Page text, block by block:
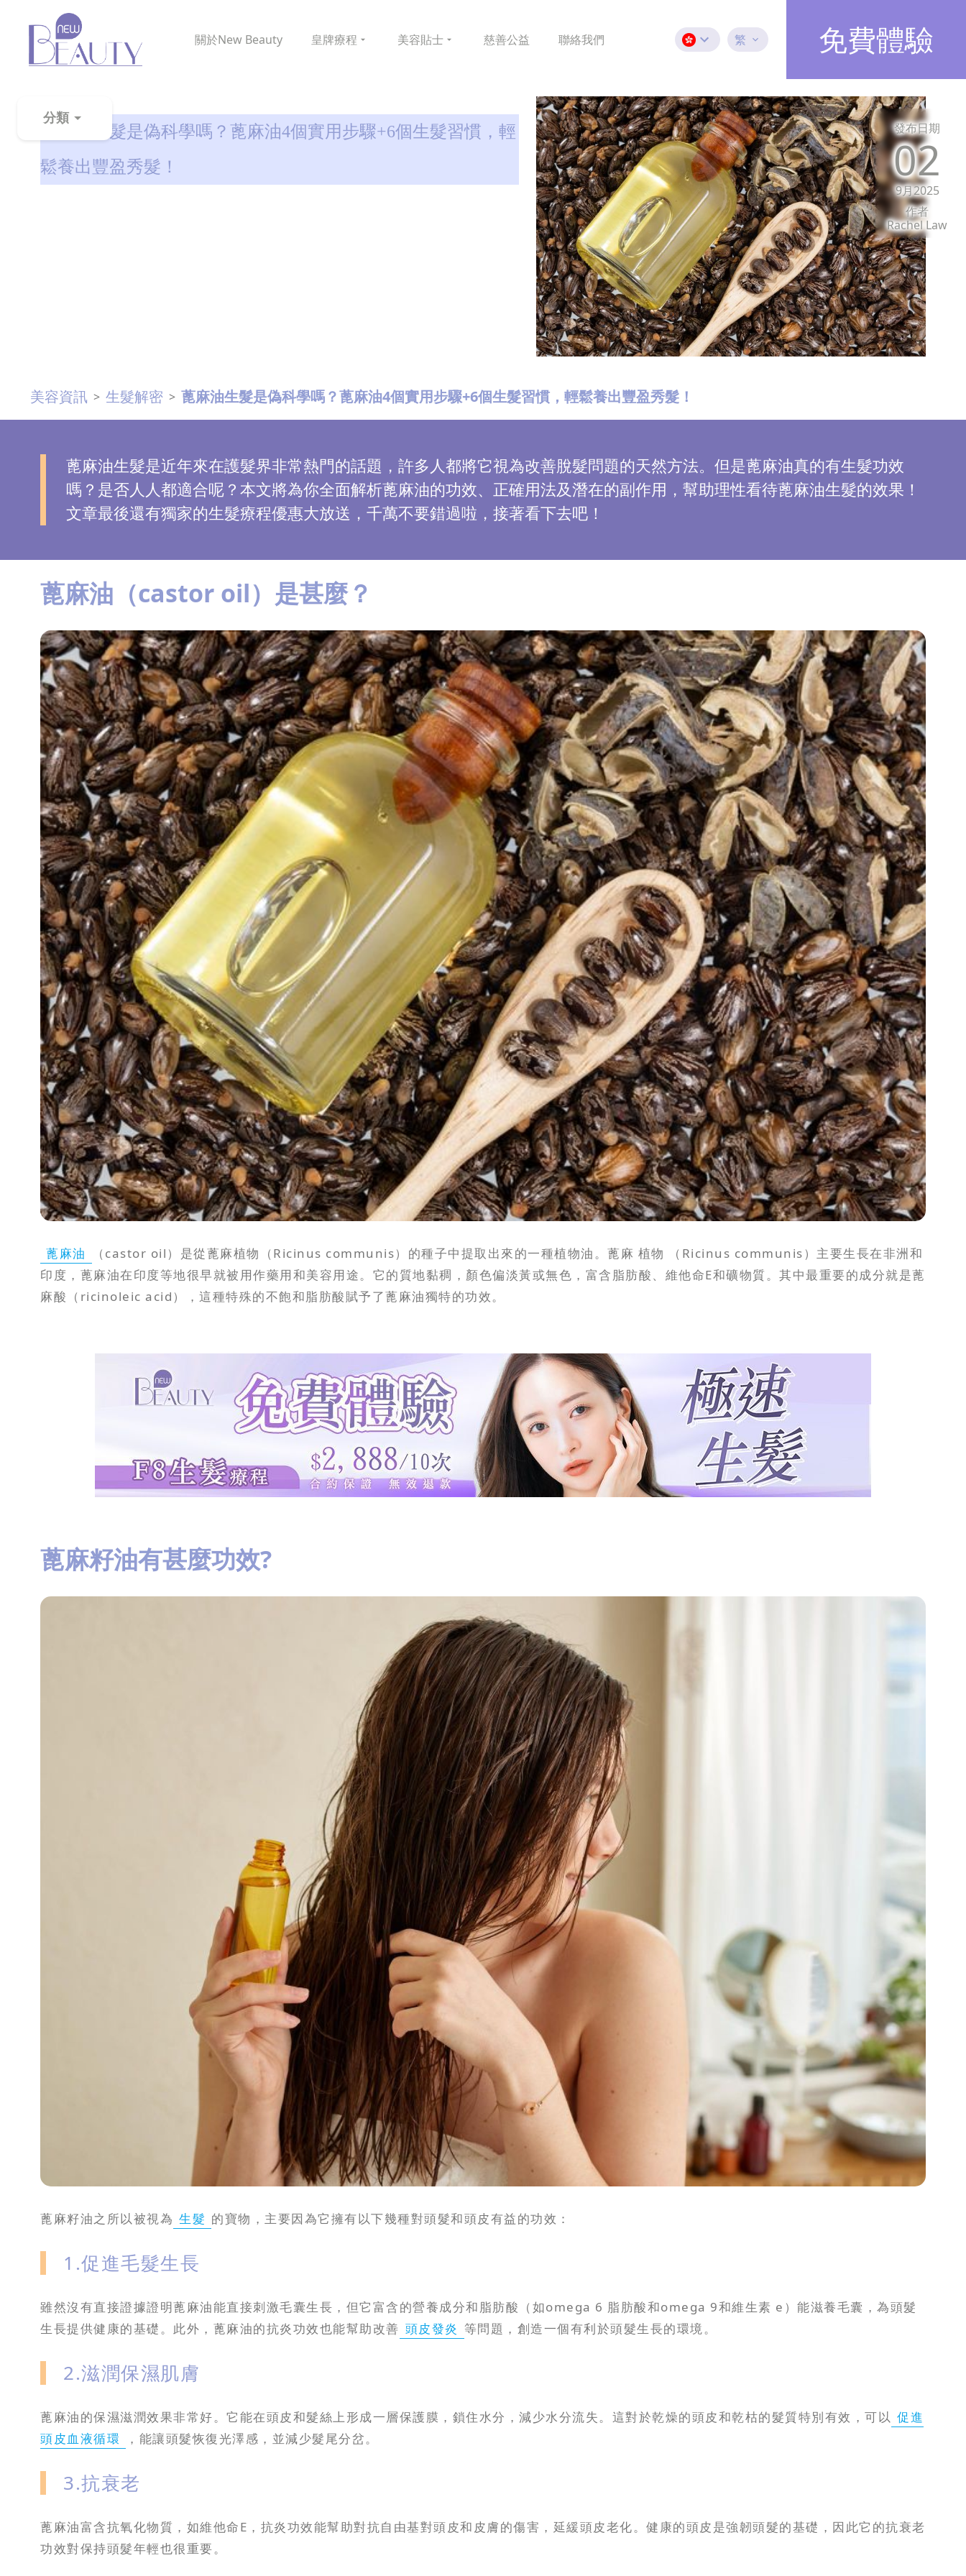
關於New Beauty 皇牌療程 美容貼士 慈善公益 聯絡我們 繁 免費體驗
分類
粉
刺
眼
袋
髮
密
去
印
知
識
瘦
面
方
法
鼻
鼾
解
決
減
肥
全
攻
略
消
除
虎
紋
蓖麻油生髮是偽科學嗎？蓖麻油4個實用步驟+6個生髮習慣，輕
鬆養出豐盈秀髮！
美容資訊 > 生髮解密 > 蓖麻油生髮是偽科學嗎？蓖麻油4個實用步驟+6個生髮習慣，輕鬆養出豐盈秀髮！
發布日期
02
9月2025
作者
Rachel Law
蓖麻油生髮是近年來在護髮界非常熱門的話題，許多人都將它視為改善脫髮問題的天然方法。但是蓖麻油真的有生髮功效
嗎？是否人人都適合呢？本文將為你全面解析蓖麻油的功效、正確用法及潛在的副作用，幫助理性看待蓖麻油生髮的效果！
文章最後還有獨家的生髮療程優惠大放送，千萬不要錯過啦，接著看下去吧！
蓖麻油（castor oil）是甚麼？
蓖麻油
（castor oil）是從蓖麻植物（Ricinus communis）的種子中提取出來的一種植物油。蓖麻 植物 （Ricinus communis）主要生長在非洲和
印度，蓖麻油在印度等地很早就被用作藥用和美容用途。它的質地黏稠，顏色偏淡黃或無色，富含脂肪酸、維他命E和礦物質。其中最重要的成分就是蓖
麻酸（ricinoleic acid），這種特殊的不飽和脂肪酸賦予了蓖麻油獨特的功效。
蓖麻籽油有甚麼功效?
蓖麻籽油之所以被視為 生髮 的寶物，主要因為它擁有以下幾種對頭髮和頭皮有益的功效：
1.促進毛髮生長
雖然沒有直接證據證明蓖麻油能直接刺激毛囊生長，但它富含的營養成分和脂肪酸（如omega 6 脂肪酸和omega 9和維生素 e）能滋養毛囊，為頭髮
生長提供健康的基礎。此外，蓖麻油的抗炎功效也能幫助改善 頭皮發炎 等問題，創造一個有利於頭髮生長的環境。
2.滋潤保濕肌膚
蓖麻油的保濕滋潤效果非常好。它能在頭皮和髮絲上形成一層保護膜，鎖住水分，減少水分流失。這對於乾燥的頭皮和乾枯的髮質特別有效，可以 促進
頭皮血液循環
，能讓頭髮恢復光澤感，並減少髮尾分岔。
3.抗衰老
蓖麻油富含抗氧化物質，如維他命E，抗炎功效能幫助對抗自由基對頭皮和皮膚的傷害，延緩頭皮老化。健康的頭皮是強韌頭髮的基礎，因此它的抗衰老
功效對保持頭髮年輕也很重要。